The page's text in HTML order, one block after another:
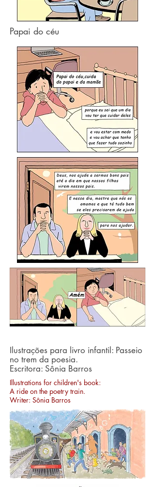
Papai do céu
Ilustrações para livro infantil: Passeio
no trem da poesia.
Escritora: Sônia Barros
Illustrations for children's book:
A ride on the poetry train.
Writer: Sônia Barros